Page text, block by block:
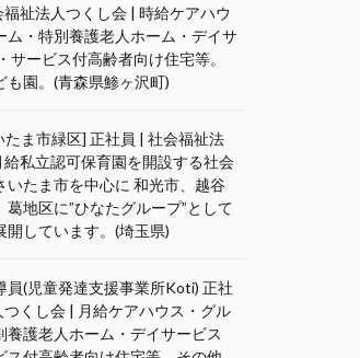
福祉法人つくし会 | 時給ケアハウ
ム・特別養護老人ホーム・デイサ
サービス付高齢者向け住宅等。
も園。(青森県鯵ヶ沢町)
たま市緑区] 正社員 | 社会福祉法
給私立認可保育園を開設する社会
いたま市を中心に 和光市、越谷
地区に”ひなたグループ”として
開しています。(埼玉県)
員(児童発達支援事業所Koti) 正社
つくし会 | 月給ケアハウス・グル
養護老人ホーム・デイサービス